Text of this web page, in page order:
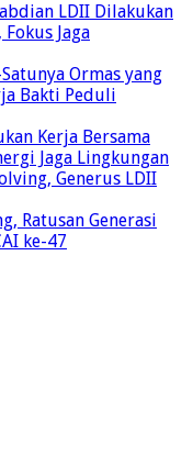
LDII Dilakukan
Jaga
Ormas yang
Bakti Peduli
Kerja Bersama
Jaga Lingkungan
Generus LDII
Ratusan Generasi
ke-47